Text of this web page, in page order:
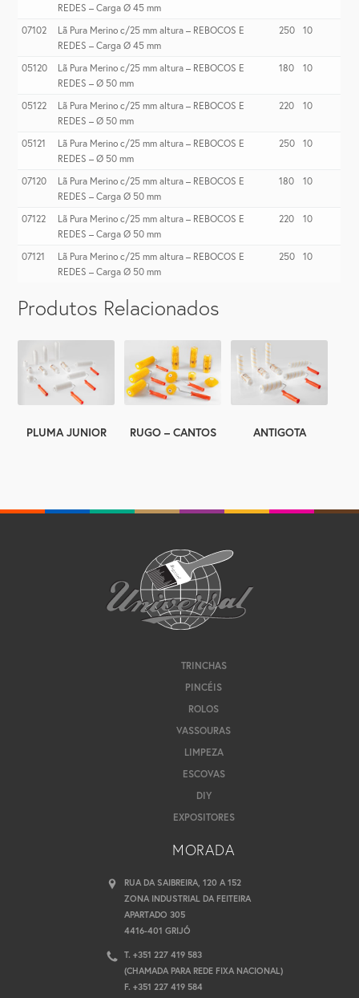
REDES – Carga Ø 45 mm
07102
Lã Pura Merino c/25 mm altura – REBOCOS E
REDES – Carga Ø 45 mm
250 10
05120
Lã Pura Merino c/25 mm altura – REBOCOS E
REDES – Ø 50 mm
180 10
05122
Lã Pura Merino c/25 mm altura – REBOCOS E
REDES – Ø 50 mm
220 10
05121
Lã Pura Merino c/25 mm altura – REBOCOS E
REDES – Ø 50 mm
250 10
07120
Lã Pura Merino c/25 mm altura – REBOCOS E
REDES – Carga Ø 50 mm
180 10
07122
Lã Pura Merino c/25 mm altura – REBOCOS E
REDES – Carga Ø 50 mm
220 10
07121
Lã Pura Merino c/25 mm altura – REBOCOS E
REDES – Carga Ø 50 mm
250 10
Produtos Relacionados
PLUMA JUNIOR RUGO – CANTOS ANTIGOTA
TRINCHAS
PINCÉIS
ROLOS
VASSOURAS
LIMPEZA
ESCOVAS
DIY
EXPOSITORES
MORADA
RUA DA SAIBREIRA, 120 A 152
ZONA INDUSTRIAL DA FEITEIRA
APARTADO 305
4416-401 GRIJÓ
T. +351 227 419 583
(CHAMADA PARA REDE FIXA NACIONAL)
F. +351 227 419 584